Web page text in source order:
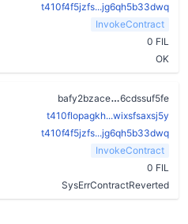
t410f4f5jzfs...jg6qh5b33dwq
InvokeContract
0 FIL
OK
bafy2bzace
6cdssuf5fe
t410flopagkh...wixsfsaxsj5y
t410f4f5jzfs...jg6qh5b33dwq
InvokeContract
0 FIL
SysErrContractReverted